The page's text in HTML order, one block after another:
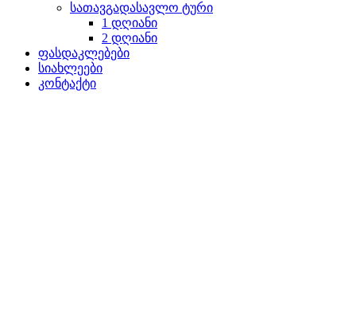
სათავგადასავლო ტური
1 დღიანი
2 დღიანი
ფასდაკლებები
სიახლეები
კონტაქტი